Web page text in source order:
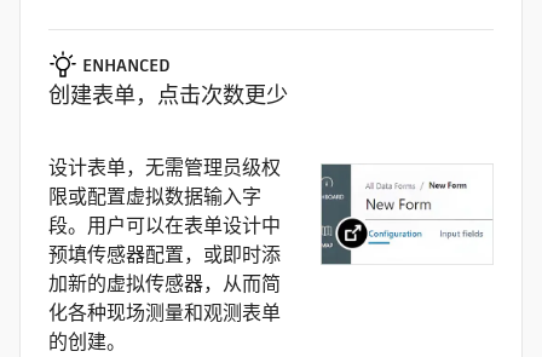
ENHANCED
创建表单，点击次数更少
设计表单，无需管理员级权
限或配置虚拟数据输入字
段。用户可以在表单设计中
预填传感器配置，或即时添
加新的虚拟传感器，从而简
化各种现场测量和观测表单
的创建。